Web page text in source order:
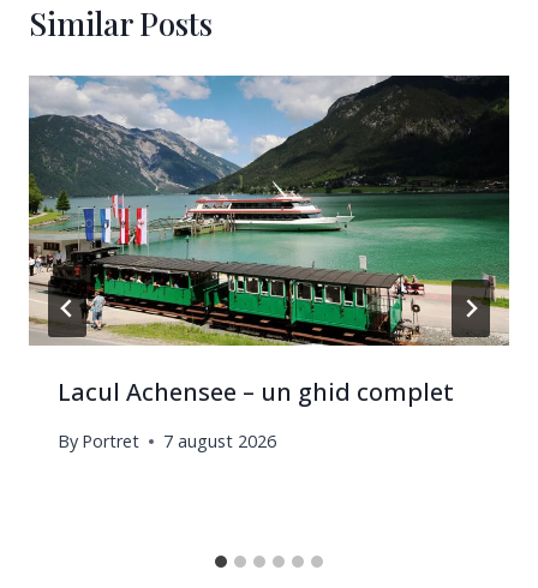
Similar Posts
Lacul Achensee – un ghid complet
By Portret 7 august 2026